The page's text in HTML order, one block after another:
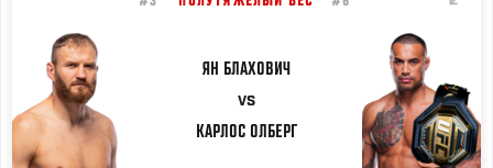
ЯН БЛАХОВИЧ
VS
КАРЛОС ОЛБЕРГ